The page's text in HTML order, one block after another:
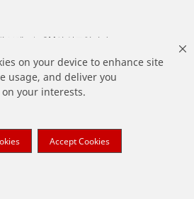
on your device to enhance site
usage, and deliver you
your interests.
Accept Cookies
브랜드는 3M의 상표입니다.